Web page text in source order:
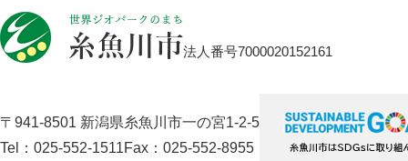
法人番号7000020152161
〒941-8501 新潟県糸魚川市一の宮1-2-5
Tel：025-552-1511Fax：025-552-8955